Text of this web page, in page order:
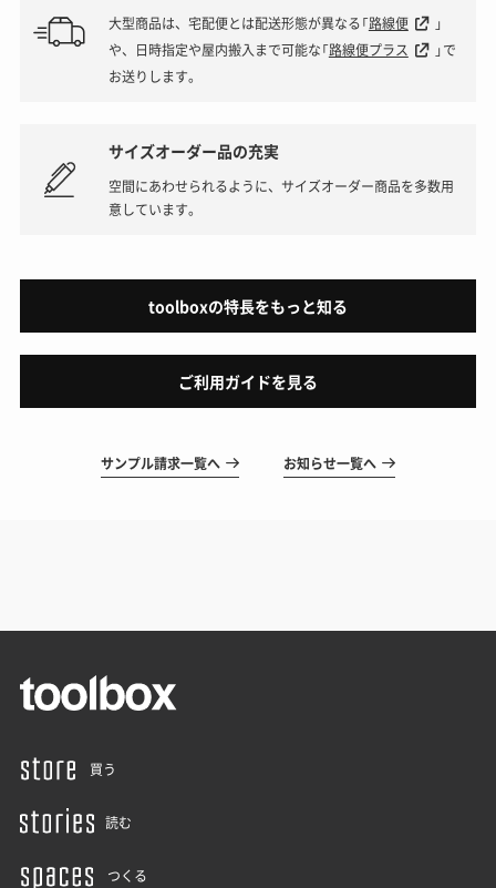
大型商品は、宅配便とは配送形態が異なる「路線便
」
や、日時指定や屋内搬入まで可能な「路線便プラス
」で
お送りします。
サイズオーダー品の充実
空間にあわせられるように、サイズオーダー商品を多数用
意しています。
toolboxの特長をもっと知る
ご利用ガイドを見る
サンプル請求一覧へ お知らせ一覧へ
買う
読む
つくる